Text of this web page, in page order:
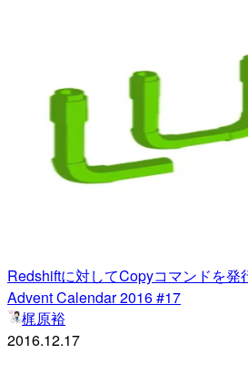
Redshiftに対してCopyコマンドを発
Advent Calendar 2016 #17
梶原裕
2016.12.17